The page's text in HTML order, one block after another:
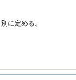
に定める。